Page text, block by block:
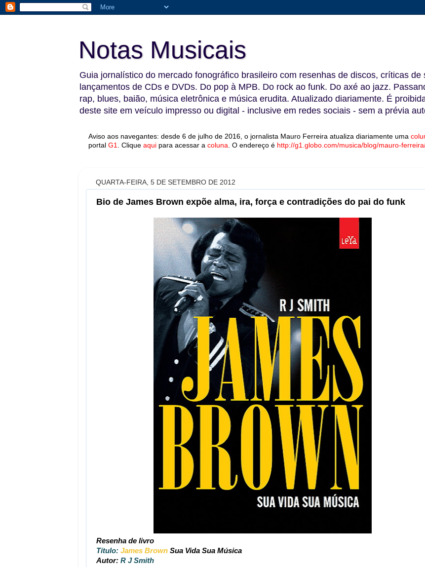
Notas Musicais
Guia jornalístico do mercado fonográfico brasileiro com resenhas de discos, críticas
lançamentos de CDs e DVDs. Do pop à MPB. Do rock ao funk. Do axé ao jazz.
rap, blues, baião, música eletrônica e música erudita. Atualizado diariamente. É
deste site em veículo impresso ou digital - inclusive em redes sociais - sem a prévia
Aviso aos navegantes: desde 6 de julho de 2016, o jornalista Mauro Ferreira atualiza diariamente uma
portal G1 Clique aqui para acessar a coluna O endereço é http://g1.globo.com/musica/blog/mauro-
QUARTA-FEIRA, 5 DE SETEMBRO DE 2012
Bio de James Brown expõe alma, ira, força e contradições do pai do funk
Resenha de livro
Título: James Brown Sua Vida Sua Música
Autor: R J Smith